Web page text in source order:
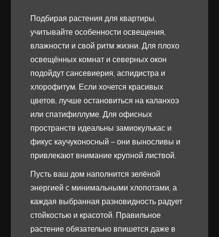
Подбирая растения для квартиры,
учитывайте особенности освещения,
влажности и свой ритм жизни. Для плохо
освещённых комнат и северных окон
подойдут сансевиерия, аспидистра и
хлорофитум. Если хочется красивых
цветов, лучше остановиться на каланхоэ
или спатифиллуме. Для офисных
пространств идеальны замиокулькас и
фикус каучуконосный – они выносливы и
привлекают внимание крупной листвой.
Пусть ваш дом наполнится зелёной
энергией с минимальными хлопотами, а
каждая выбранная разновидность радует
стойкостью и красотой. Правильное
растение обязательно впишется даже в